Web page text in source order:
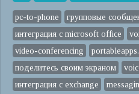
pc-to-phone
групповые
интеграция с microsoft office
video-conferencing
поделитесь своим экраном
интеграция с exchange